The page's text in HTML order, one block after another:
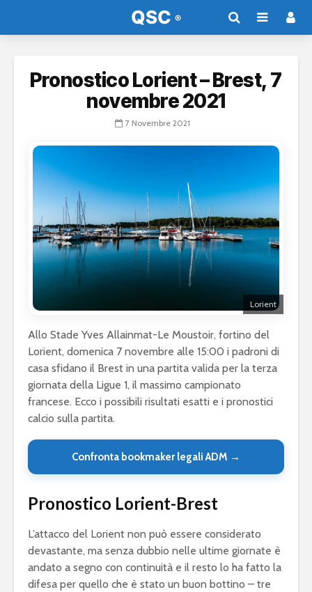
Pronostico Lorient – Brest, 7
novembre 2021
7 Novembre 2021
Lorient
Allo Stade Yves Allainmat-Le Moustoir, fortino del
Lorient, domenica 7 novembre alle 15:00 i padroni di
casa sfidano il Brest in una partita valida per la terza
giornata della Ligue 1, il massimo campionato
francese. Ecco i possibili risultati esatti e i pronostici
calcio sulla partita.
Confronta bookmaker legali ADM →
Pronostico Lorient-Brest
L’attacco del Lorient non può essere considerato
devastante, ma senza dubbio nelle ultime giornate è
andato a segno con continuità e il resto lo ha fatto la
difesa per quello che è stato un buon bottino – tre